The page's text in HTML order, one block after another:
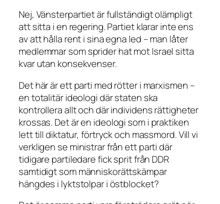
Nej, Vänsterpartiet är fullständigt olämpligt
att sitta i en regering. Partiet klarar inte ens
av att hålla rent i sina egna led – man låter
medlemmar som sprider hat mot Israel sitta
kvar utan konsekvenser.
Det här är ett parti med rötter i marxismen –
en totalitär ideologi där staten ska
kontrollera allt och där individens rättigheter
krossas. Det är en ideologi som i praktiken
lett till diktatur, förtryck och massmord. Vill vi
verkligen se ministrar från ett parti där
tidigare partiledare fick sprit från DDR
samtidigt som människorättskämpar
hängdes i lyktstolpar i östblocket?